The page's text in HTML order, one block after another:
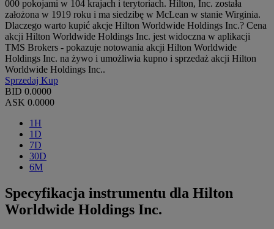
000 pokojami w 104 krajach i terytoriach. Hilton, Inc. została
założona w 1919 roku i ma siedzibę w McLean w stanie Wirginia.
Dlaczego warto kupić akcje Hilton Worldwide Holdings Inc.? Cena
akcji Hilton Worldwide Holdings Inc. jest widoczna w aplikacji
TMS Brokers - pokazuje notowania akcji Hilton Worldwide
Holdings Inc. na żywo i umożliwia kupno i sprzedaż akcji Hilton
Worldwide Holdings Inc..
Sprzedaj Kup
BID 0.0000
ASK 0.0000
1H
1D
7D
30D
6M
Specyfikacja instrumentu dla Hilton
Worldwide Holdings Inc.